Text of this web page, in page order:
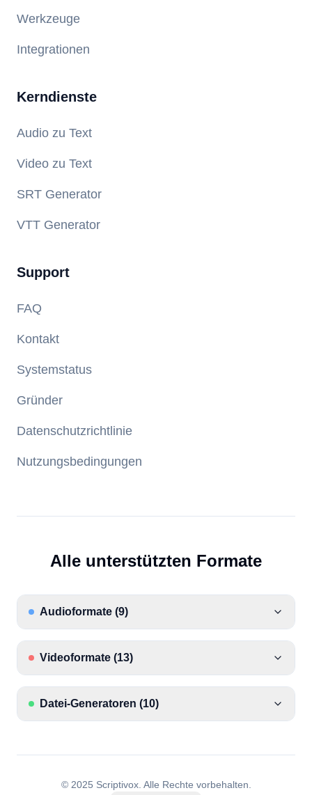
Werkzeuge
Integrationen
Kerndienste
Audio zu Text
Video zu Text
SRT Generator
VTT Generator
Support
FAQ
Kontakt
Systemstatus
Gründer
Datenschutzrichtlinie
Nutzungsbedingungen
Alle unterstützten Formate
Audioformate (9)
Videoformate (13)
Datei-Generatoren (10)
© 2025 Scriptivox. Alle Rechte vorbehalten.